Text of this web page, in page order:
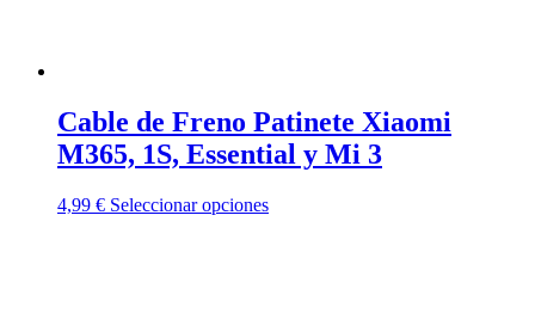
Cable de Freno Patinete Xiaomi
M365, 1S, Essential y Mi 3
4,99 € Seleccionar opcionesEste